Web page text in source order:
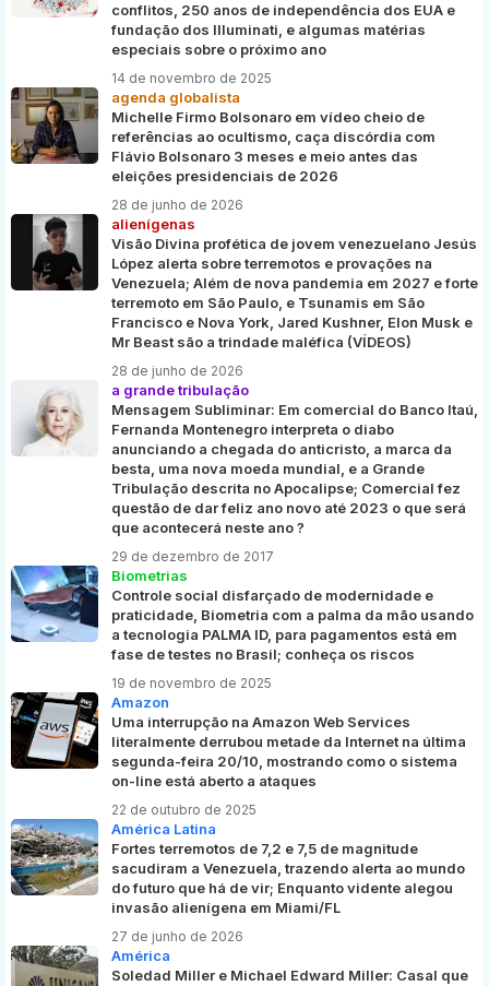
conflitos, 250 anos de independência dos EUA e
fundação dos Illuminati, e algumas matérias
especiais sobre o próximo ano
14 de novembro de 2025
agenda globalista
Michelle Firmo Bolsonaro em vídeo cheio de
referências ao ocultismo, caça discórdia com
Flávio Bolsonaro 3 meses e meio antes das
eleições presidenciais de 2026
28 de junho de 2026
alienígenas
Visão Divina profética de jovem venezuelano Jesús
López alerta sobre terremotos e provações na
Venezuela; Além de nova pandemia em 2027 e forte
terremoto em São Paulo, e Tsunamis em São
Francisco e Nova York, Jared Kushner, Elon Musk e
Mr Beast são a trindade maléfica (VÍDEOS)
28 de junho de 2026
a grande tribulação
Mensagem Subliminar: Em comercial do Banco Itaú,
Fernanda Montenegro interpreta o diabo
anunciando a chegada do anticristo, a marca da
besta, uma nova moeda mundial, e a Grande
Tribulação descrita no Apocalipse; Comercial fez
questão de dar feliz ano novo até 2023 o que será
que acontecerá neste ano ?
29 de dezembro de 2017
Biometrias
Controle social disfarçado de modernidade e
praticidade, Biometria com a palma da mão usando
a tecnologia PALMA ID, para pagamentos está em
fase de testes no Brasil; conheça os riscos
19 de novembro de 2025
Amazon
Uma interrupção na Amazon Web Services
literalmente derrubou metade da Internet na última
segunda-feira 20/10, mostrando como o sistema
on-line está aberto a ataques
22 de outubro de 2025
América Latina
Fortes terremotos de 7,2 e 7,5 de magnitude
sacudiram a Venezuela, trazendo alerta ao mundo
do futuro que há de vir; Enquanto vidente alegou
invasão alienígena em Miami/FL
27 de junho de 2026
América
Soledad Miller e Michael Edward Miller: Casal que